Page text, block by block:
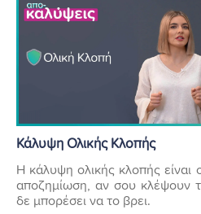
Κάλυψη Ολικής Κλοπής
Η κάλυψη ολικής κλοπής είναι
αποζημίωση, αν σου κλέψουν
δε μπορέσει να το βρει.